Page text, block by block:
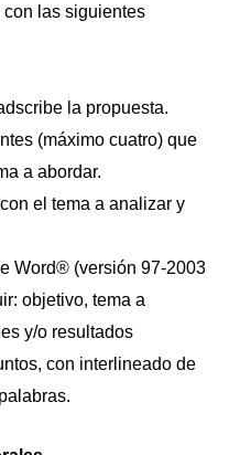
las siguientes
la propuesta.
(máximo cuatro) que
a abordar.
el tema a analizar y
Word® (versión 97-2003
objetivo, tema a
y/o resultados
con interlineado de